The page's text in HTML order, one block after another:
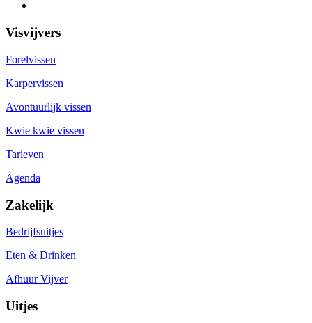
Visvijvers
Forelvissen
Karpervissen
Avontuurlijk vissen
Kwie kwie vissen
Tarieven
Agenda
Zakelijk
Bedrijfsuitjes
Eten & Drinken
Afhuur Vijver
Uitjes